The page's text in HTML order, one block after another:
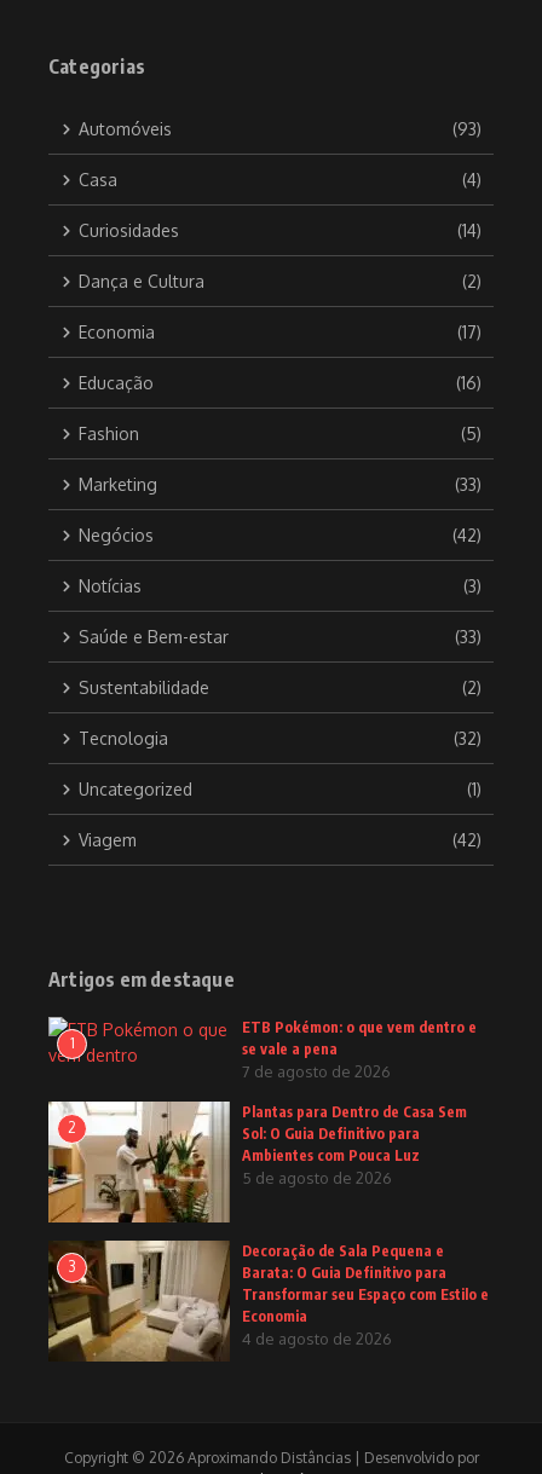
Categorias
Automóveis (93)
Casa (4)
Curiosidades (14)
Dança e Cultura (2)
Economia (17)
Educação (16)
Fashion (5)
Marketing (33)
Negócios (42)
Notícias (3)
Saúde e Bem-estar (33)
Sustentabilidade (2)
Tecnologia (32)
Uncategorized (1)
Viagem (42)
Artigos em destaque
1
ETB Pokémon: o que vem dentro e
se vale a pena
7 de agosto de 2026
2
Plantas para Dentro de Casa Sem
Sol: O Guia Definitivo para
Ambientes com Pouca Luz
5 de agosto de 2026
3
Decoração de Sala Pequena e
Barata: O Guia Definitivo para
Transformar seu Espaço com Estilo e
Economia
4 de agosto de 2026
Copyright © 2026 Aproximando Distâncias | Desenvolvido por